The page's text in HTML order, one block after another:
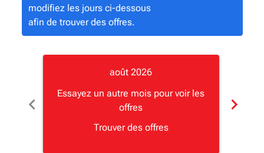
modifiez les jours ci-dessous
afin de trouver des offres.
chevron_left
août 2026
Essayez un autre mois pour voir les
offres
Trouver des offres
chevron_right